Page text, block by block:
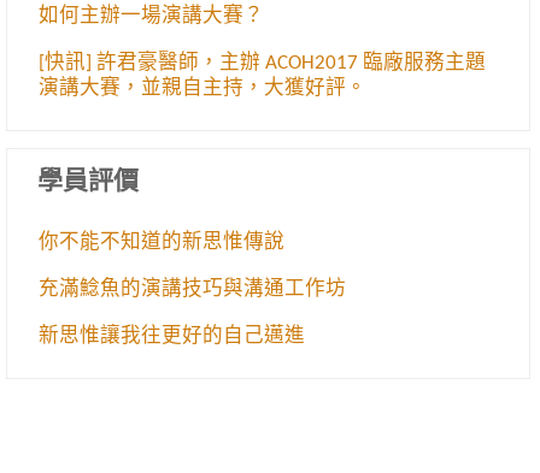
如何主辦一場演講大賽？
[快訊] 許君豪醫師，主辦 ACOH2017 臨廠服務主題
演講大賽，並親自主持，大獲好評。
學員評價
你不能不知道的新思惟傳說
充滿鯰魚的演講技巧與溝通工作坊
新思惟讓我往更好的自己邁進